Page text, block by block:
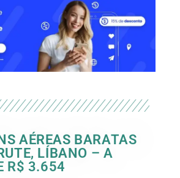
AÉREAS BARATAS
LÍBANO – A
R$ 3.654